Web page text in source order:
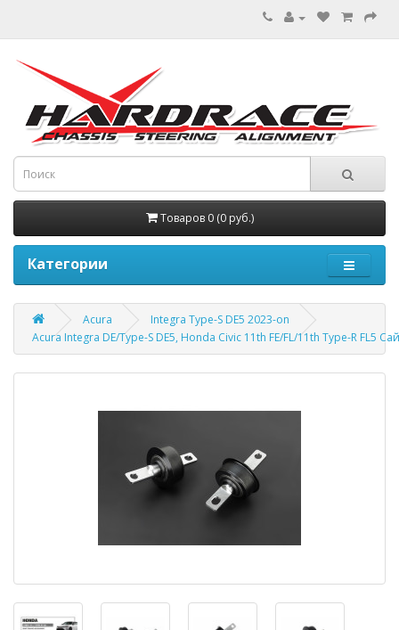
Товаров 0 (0 руб.)
Категории
Acura
Integra Type-S DE5 2023-on
Acura Integra DE/Type-S DE5, Honda Civic 11th FE/FL/11th Type-R